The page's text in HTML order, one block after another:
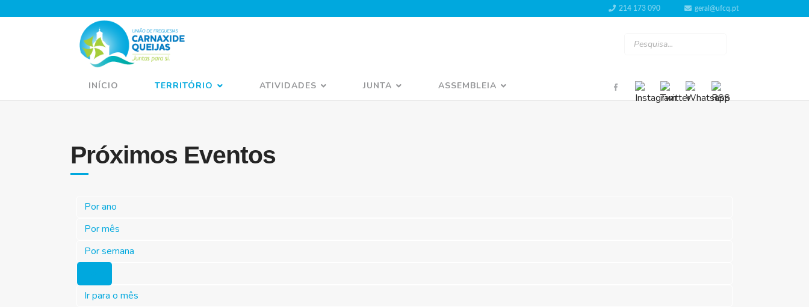
214 173 090 geral@ufcq.pt
INÍCIO TERRITÓRIO ATIVIDADES JUNTA ASSEMBLEIA
Próximos Eventos
Por ano
Por mês
Por semana
Ir para o mês